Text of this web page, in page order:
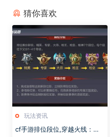
猜你喜欢
玩法资讯
cf手游排位段位,穿越火线：手